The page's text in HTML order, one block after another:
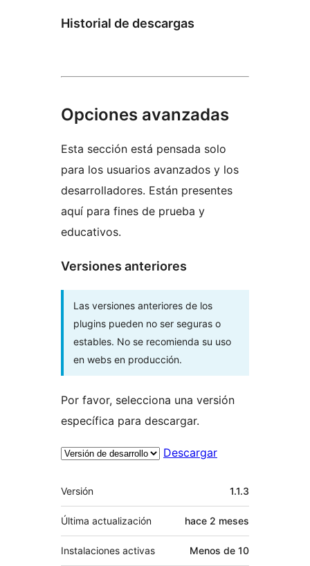
Historial de descargas
Opciones avanzadas
Esta sección está pensada solo
para los usuarios avanzados y los
desarrolladores. Están presentes
aquí para fines de prueba y
educativos.
Versiones anteriores
Las versiones anteriores de los
plugins pueden no ser seguras o
estables. No se recomienda su uso
en webs en producción.
Por favor, selecciona una versión
específica para descargar.
Descargar
Meta
Versión 1.1.3
Última actualización hace 2 meses
Instalaciones activas Menos de 10